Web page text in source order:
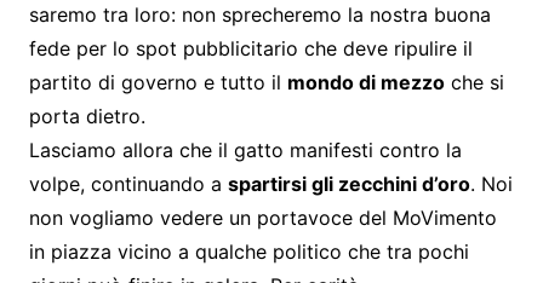
saremo tra loro: non sprecheremo la nostra buona
fede per lo spot pubblicitario che deve ripulire il
partito di governo e tutto il mondo di mezzoche si
porta dietro.
Lasciamo allora che il gatto manifesti contro la
volpe, continuando a spartirsi gli zecchini d’oro. Noi
non vogliamo vedere un portavoce del MoVimento
in piazza vicino a qualche politico che tra pochi